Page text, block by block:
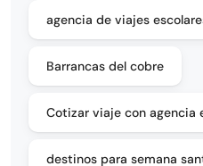
agencia de viajes
Barrancas del cobre
Cotizar viaje con agencia
destinos para semana